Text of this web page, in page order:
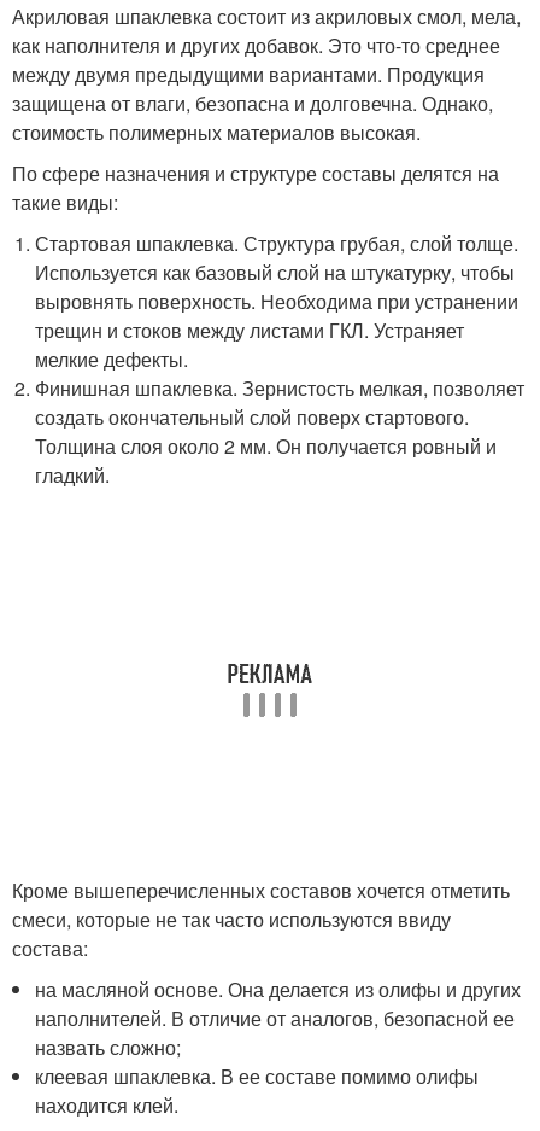
Акриловая шпаклевка состоит из акриловых смол, мела,
как наполнителя и других добавок. Это что-то среднее
между двумя предыдущими вариантами. Продукция
защищена от влаги, безопасна и долговечна. Однако,
стоимость полимерных материалов высокая.
По сфере назначения и структуре составы делятся на
такие виды:
Стартовая шпаклевка. Структура грубая, слой толще.
Используется как базовый слой на штукатурку, чтобы
выровнять поверхность. Необходима при устранении
трещин и стоков между листами ГКЛ. Устраняет
мелкие дефекты.
Финишная шпаклевка. Зернистость мелкая, позволяет
создать окончательный слой поверх стартового.
Толщина слоя около 2 мм. Он получается ровный и
гладкий.
Кроме вышеперечисленных составов хочется отметить
смеси, которые не так часто используются ввиду
состава:
на масляной основе. Она делается из олифы и других
наполнителей. В отличие от аналогов, безопасной ее
назвать сложно;
клеевая шпаклевка. В ее составе помимо олифы
находится клей.